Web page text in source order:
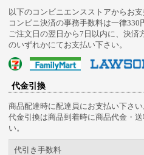
以下のコンビニエンスストアからお支
コンビニ決済の事務手数料は一律330
ご注文日の翌日から7日以内に、決済
のいずれかにてお支払い下さい。
代金引換
商品配達時に配達員にお支払い下さい
代金引換は商品到着時に商品代金・
い。
代引き手数料